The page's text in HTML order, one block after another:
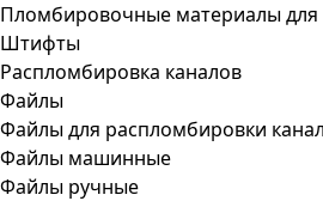
Пломбировочные материалы для
Штифты
Распломбировка каналов
Файлы
Файлы для распломбировки
Файлы машинные
Файлы ручные